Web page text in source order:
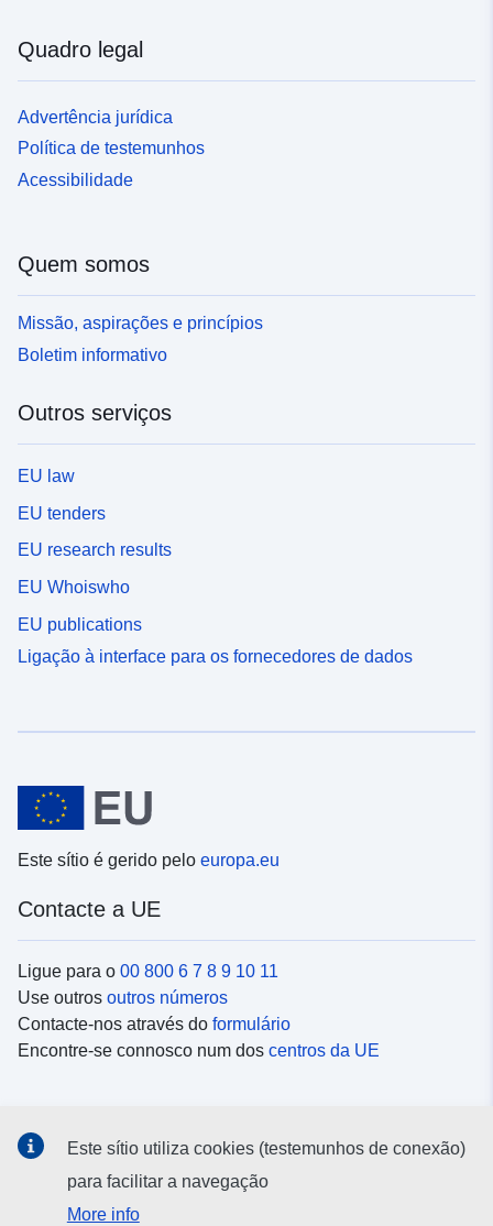
Quadro legal
Advertência jurídica
Política de testemunhos
Acessibilidade
Quem somos
Missão, aspirações e princípios
Boletim informativo
Outros serviços
EU law
EU tenders
EU research results
EU Whoiswho
EU publications
Ligação à interface para os fornecedores de dados
Este sítio é gerido pelo europa.eu
Contacte a UE
Ligue para o 00 800 6 7 8 9 10 11
Use outros outros números
Contacte-nos através do formulário
Encontre-se connosco num dos centros da UE
Procure as contas da UE nasredes sociais
Este sítio utiliza cookies (testemunhos de conexão)
para facilitar a navegação
More info